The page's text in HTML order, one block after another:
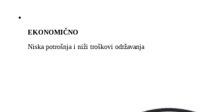
EKONOMIČNO
Niska potrošnja i niži troškovi održavanja